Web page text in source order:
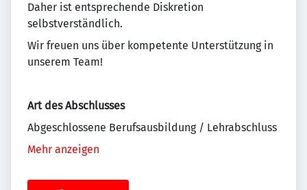
Daher ist entsprechende Diskretion
selbstverständlich.
Wir freuen uns über kompetente Unterstützung in
unserem Team!
Art des Abschlusses
Abgeschlossene Berufsausbildung / Lehrabschluss
Mehr anzeigen